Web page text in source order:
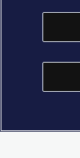
In English